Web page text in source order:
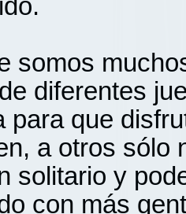
somos
diferentes
para que
a otros sólo
solitario y
con más